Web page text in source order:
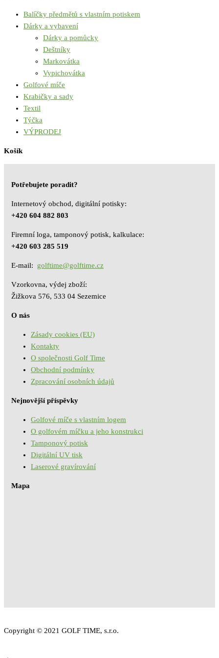
Balíčky předmětů s vlastním potiskem
Dárky a vybavení
Dárky a pomůcky
Deštníky
Markovátka
Vypichovátka
Golfové míče
Krabičky a sady
Textil
Týčka
VÝPRODEJ
Košík
Potřebujete poradit?
Internetový obchod, digitální potisky:
+420 604 882 803
Firemní loga, tamponový potisk, kalkulace:
+420 603 285 519
E-mail: golftime@golftime.cz
Vzorkovna, výdej zboží:
Žižkova 576, 533 04 Sezemice
O nás
Zásady cookies (EU)
Kontakty
O společnosti Golf Time
Obchodní podmínky
Zpracování osobních údajů
Nejnovější příspěvky
Golfové míče s vlastním logem
O golfovém míčku a jeho konstrukci
Tamponový potisk
Digitální UV tisk
Laserové gravírování
Mapa
Copyright © 2021 GOLF TIME, s.r.o.